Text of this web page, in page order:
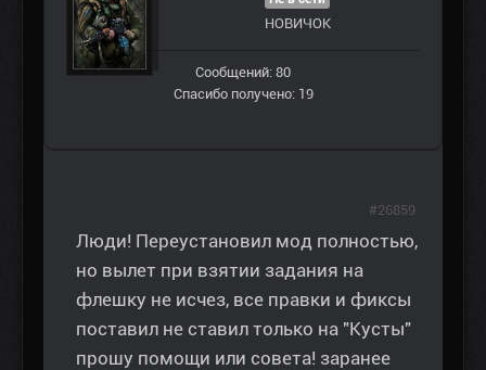
НОВИЧОК
Сообщений: 80
Спасибо получено: 19
Люди! Переустановил мод полностью,
но вылет при взятии задания на
флешку не исчез, все правки и фиксы
поставил не ставил только на "Кусты"
прошу помощи или совета! заранее
#26859